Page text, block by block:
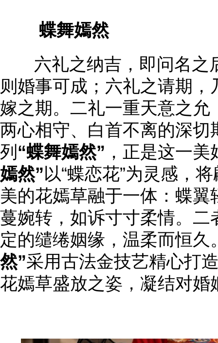
蝶舞嫣然
六礼之纳吉，即问名之
则婚事可成；六礼之请期
嫁之期。二礼一重天意之
两心相守、白首不离的深
列 “蝶舞嫣然” ，正是这一
嫣然”以“蝶恋花”为灵感，
美的花嫣草融于一体：蝶
蔓婉转，如诉寸寸柔情。
定的缱绻姻缘，温柔而恒久
然”采用古法金技艺精心打
花嫣草盛放之姿，凝结对婚